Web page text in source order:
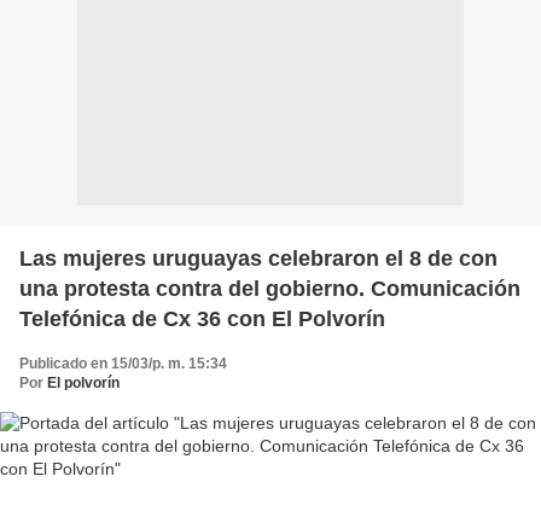
Las mujeres uruguayas celebraron el 8 de con
una protesta contra del gobierno. Comunicación
Telefónica de Cx 36 con El Polvorín
Publicado en 15/03/p. m. 15:34
Por El polvorín